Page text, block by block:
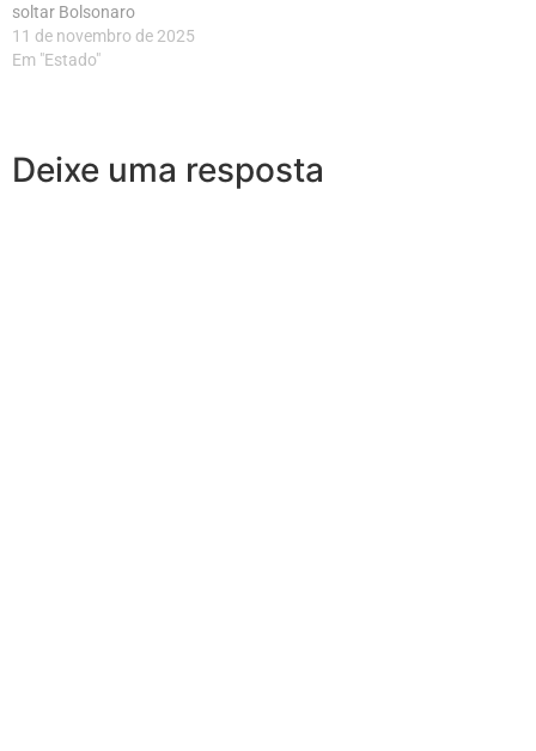
soltar Bolsonaro
11 de novembro de 2025
Em "Estado"
Deixe uma resposta